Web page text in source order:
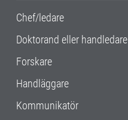
Chef/ledare
Doktorand eller handledare
Forskare
Handläggare
Kommunikatör